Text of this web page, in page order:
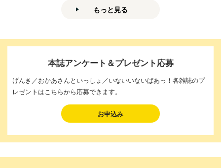
もっと見る
本誌アンケート＆プレゼント応募
げんき／おかあさんといっしょ／いないいないばあっ！各雑誌のプ
レゼントはこちらから応募できます。
お申込み